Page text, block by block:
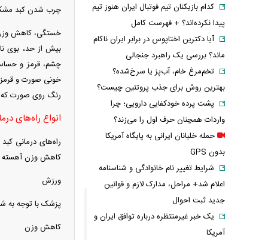
چرب شدن کبد
خستگی، کاهش
بیش از حد، بوی
چشم، قرمز و
خونی صورت و
رنگ روی صورت
انواع راه‌های
راه‌های درمانی
کاهش وزن آهسته
ورزش
پزشک با توجه به
کاهش وزن
کدام بازیکنان تیم فوتبال ایران هنوز تیم
پیدا نکرده‌اند؟ + فهرست کامل
آیا دکترین اختاپوس در برابر ایران ناکام
ماند؟ بررسی یک راهبرد جنجالی
تخم‌مرغ خام، آب‌پز یا سرخ‌شده؟
بهترین روش برای جذب پروتئین چیست؟
پشت پرده خودکفایی دارویی؛ چرا
واردات همچنان حرف اول را می‌زند؟
حمله خلبانان ایرانی به پایگاه آمریکا
بدون GPS
شرایط تغییر نام خانوادگی و شناسنامه
اعلام شد+ مراحل، مدارک لازم و قوانین
جدید ثبت احوال
یک خبر غیرمنتظره درباره توافق ایران و
آمریکا